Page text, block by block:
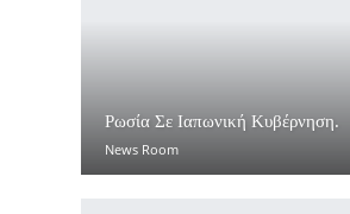
Ρωσία Σε Ιαπωνική Κυβέρνηση.
News Room